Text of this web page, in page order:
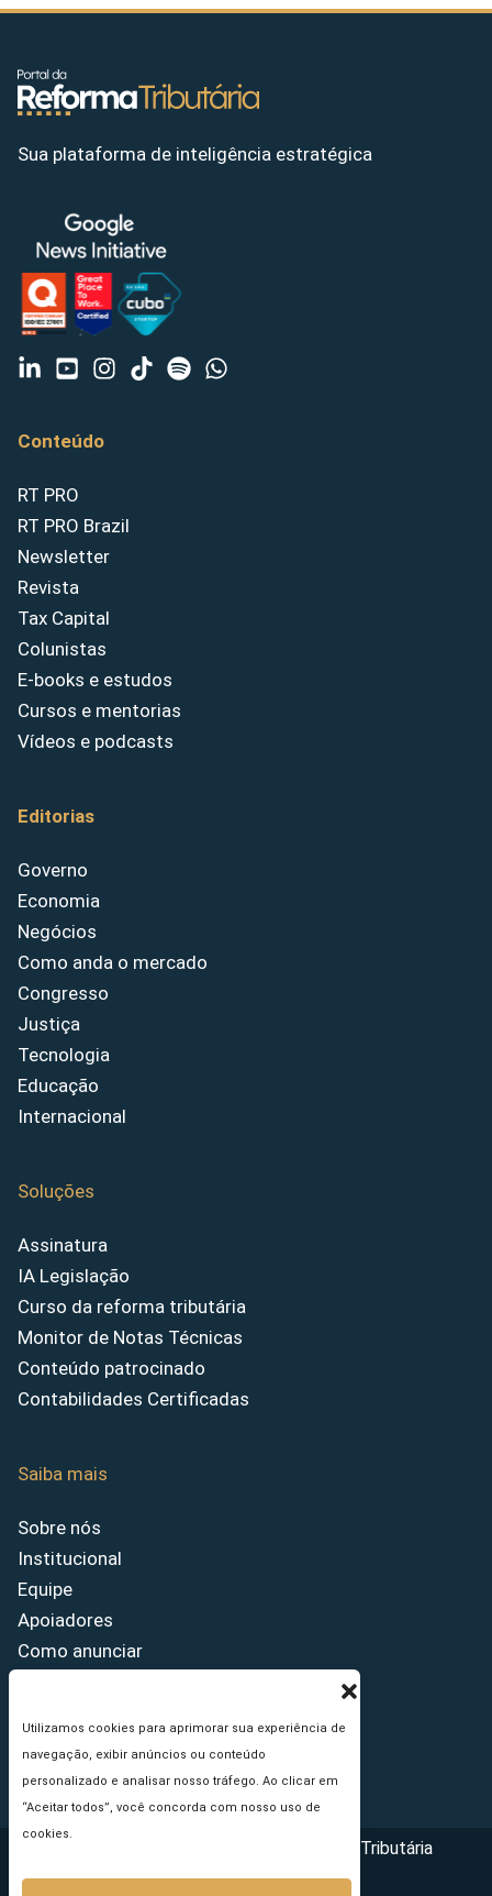
Utilizamos cookies para aprimorar sua experiência de
navegação, exibir anúncios ou conteúdo
personalizado e analisar nosso tráfego. Ao clicar em
“Aceitar todos”, você concorda com nosso uso de
cookies.
Sua plataforma de inteligência estratégica
Conteúdo
RT PRO
RT PRO Brazil
Newsletter
Revista
Tax Capital
Colunistas
E-books e estudos
Cursos e mentorias
Vídeos e podcasts
Editorias
Governo
Economia
Negócios
Como anda o mercado
Congresso
Justiça
Tecnologia
Educação
Internacional
Soluções
Assinatura
IA Legislação
Curso da reforma tributária
Monitor de Notas Técnicas
Conteúdo patrocinado
Contabilidades Certificadas
Saiba mais
Sobre nós
Institucional
Equipe
Apoiadores
Como anunciar
Princípios Editoriais
Copyright © 2026 - Portal da Reforma Tributária